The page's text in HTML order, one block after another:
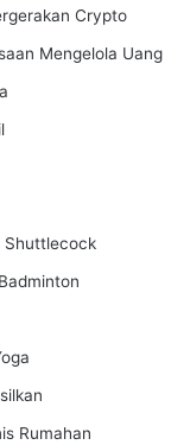
Crypto
Mengelola Uang
Shuttlecock
Rumahan